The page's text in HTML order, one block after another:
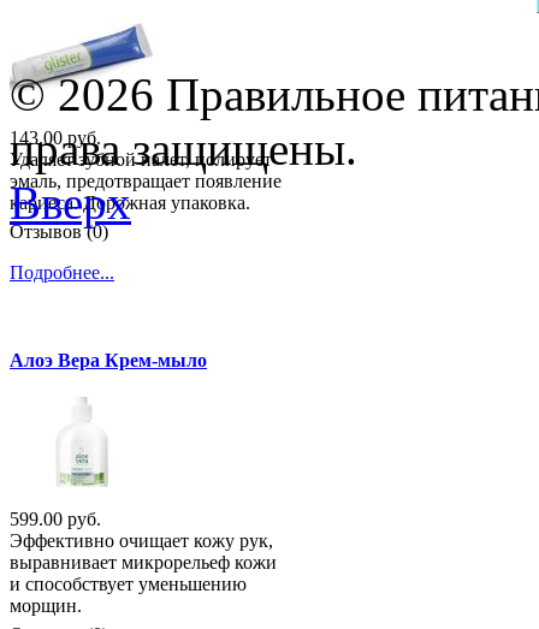
143.00 руб.
Удаляет зубной налет, полирует
эмаль, предотвращает появление
кариеса. Дорожная упаковка.
Отзывов (0)
Подробнее...
Алоэ Вера Крем-мыло
599.00 руб.
Эффективно очищает кожу рук,
выравнивает микрорельеф кожи
и способствует уменьшению
морщин.
© 2026 Правильное
права защищены.
Вверх